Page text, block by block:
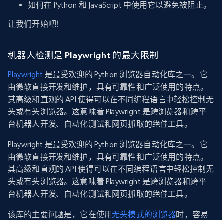
如何在 Python 和 JavaScript 中使用它以避免被阻止。
让我们开始吧！
机器人检测是 Playwright 的最大限制
Playwright 是最受欢迎的 Python 浏览器自动化库之一。它
由微软直接开发和维护，具有可靠性和广泛使用的特点。
其高级和直观的 API 使得可以在不同编程语言中轻松控制无
头或有头浏览器。这意味着 Playwright 是跨浏览器和跨平
台机器人开发、自动化测试和网页抓取的绝佳工具。
Playwright 是最受欢迎的 Python 浏览器自动化库之一。它
由微软直接开发和维护，具有可靠性和广泛使用的特点。
其高级和直观的 API 使得可以在不同编程语言中轻松控制无
头或有头浏览器。这意味着 Playwright 是跨浏览器和跨平
台机器人开发、自动化测试和网页抓取的绝佳工具。
该库的主要问题是，它在使用无头模式的浏览器时，容易